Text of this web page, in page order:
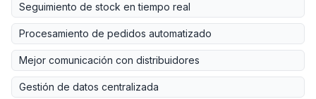
Seguimiento de stock en tiempo real
Procesamiento de pedidos automatizado
Mejor comunicación con distribuidores
Gestión de datos centralizada